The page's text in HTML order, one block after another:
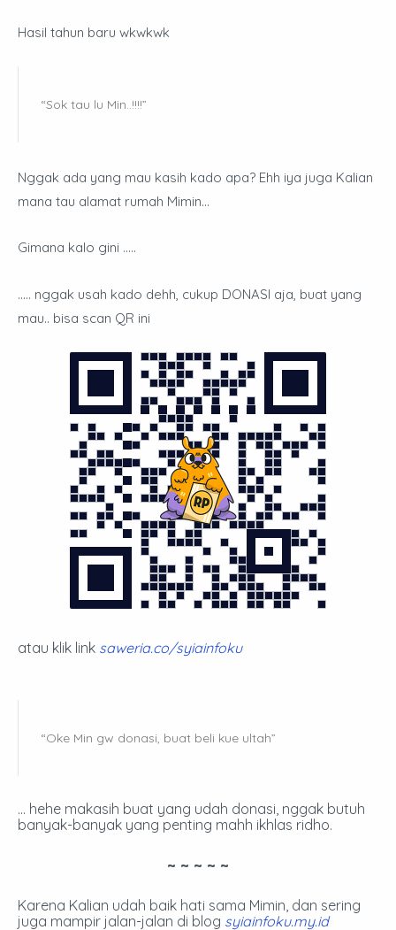
Hasil tahun baru wkwkwk
“Sok tau lu Min..!!!!”
Nggak ada yang mau kasih kado apa? Ehh iya juga Kalian
mana tau alamat rumah Mimin…
Gimana kalo gini …..
….. nggak usah kado dehh, cukup DONASI aja, buat yang
mau.. bisa scan QR ini
atau klik link saweria.co/syiainfoku
“Oke Min gw donasi, buat beli kue ultah”
… hehe makasih buat yang udah donasi, nggak butuh
banyak-banyak yang penting mahh ikhlas ridho.
~ ~ ~ ~ ~
Karena Kalian udah baik hati sama Mimin, dan sering
juga mampir jalan-jalan di blog syiainfoku.my.id